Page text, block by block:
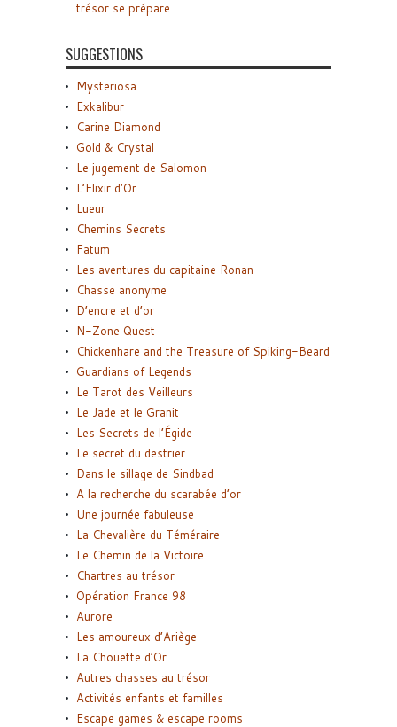
trésor se prépare
SUGGESTIONS
Mysteriosa
Exkalibur
Carine Diamond
Gold & Crystal
Le jugement de Salomon
L’Elixir d’Or
Lueur
Chemins Secrets
Fatum
Les aventures du capitaine Ronan
Chasse anonyme
D’encre et d’or
N-Zone Quest
Chickenhare and the Treasure of Spiking-Beard
Guardians of Legends
Le Tarot des Veilleurs
Le Jade et le Granit
Les Secrets de l’Égide
Le secret du destrier
Dans le sillage de Sindbad
A la recherche du scarabée d’or
Une journée fabuleuse
La Chevalière du Téméraire
Le Chemin de la Victoire
Chartres au trésor
Opération France 98
Aurore
Les amoureux d’Ariège
La Chouette d’Or
Autres chasses au trésor
Activités enfants et familles
Escape games & escape rooms